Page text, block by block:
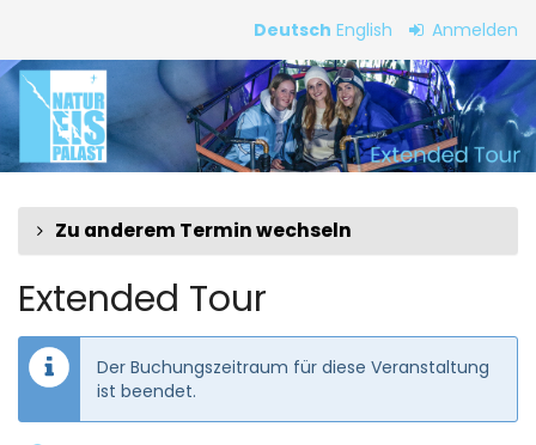
Inhalt
springen
Deutsch English Anmelden
Extended
Tour
Zu anderem Termin wechseln
Extended Tour
Der Buchungszeitraum für diese Veranstaltung
ist beendet.